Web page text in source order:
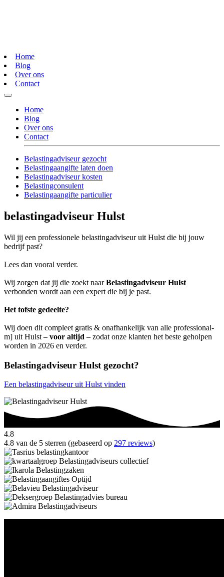
Home
Blog
Over ons
Contact
Home
Blog
Over ons
Contact
Belastingadviseur gezocht
Belastingaangifte laten doen
Belastingadviseur kosten
Belastingconsulent
Belastingaangifte particulier
belastingadviseur Hulst
Wil jij een professionele belastingadviseur uit Hulst die bij jouw
bedrijf past?
Lees dan vooral verder.
Wij zorgen dat jij die zoekt naarBelastingadviseur Hulst
verbonden wordt aan een expert die bij je past.
Het tofste gedeelte?
Wij doen dit compleet gratis & onafhankelijk van alle professional-
m] uit Hulst – voor altijd – zodat onze klanten het beste geholpen
worden in 2026 en verder.
Belastingadviseur Hulst gezocht?
Een belastingadviseur uit Hulst vinden
4.8
4.8 van de 5 sterren (gebaseerd op 297 reviews)